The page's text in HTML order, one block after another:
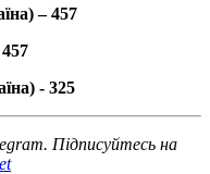
– 457
- 325
Підписуйтесь на